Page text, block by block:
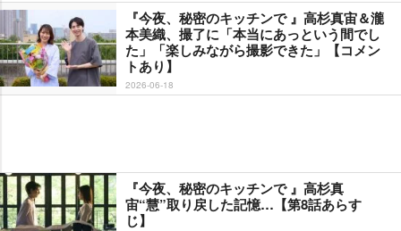
『今夜、秘密のキッチンで 』高杉真宙＆瀧
本美織、撮了に「本当にあっという間でし
た」「楽しみながら撮影できた」【コメン
トあり】
2026-06-18
『今夜、秘密のキッチンで 』高杉真
宙“慧”取り戻した記憶…【第8話あらす
じ】